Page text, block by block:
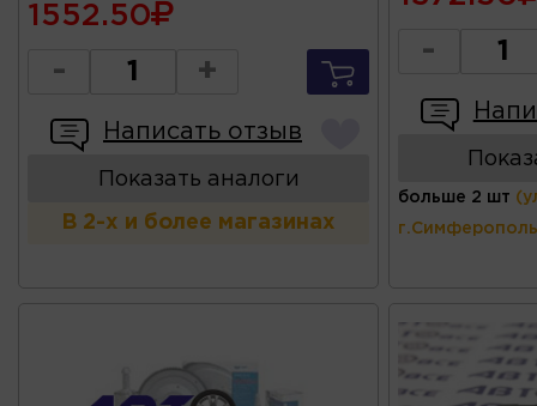
1552.50
- +
Написать отзыв
Показать аналоги
В 2-х и более магазинах
-
больше 2 шт